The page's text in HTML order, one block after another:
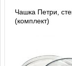
Чашка Петри,
(комплект)